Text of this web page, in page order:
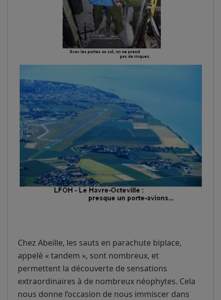
Chez Abeille, les sauts en parachute biplace,
appelé « tandem », sont nombreux, et
permettent la découverte de sensations
extraordinaires à de nombreux néophytes. Cela
nous donne l’occasion de nous immiscer dans